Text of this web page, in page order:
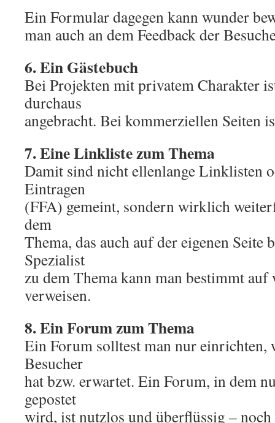
Ein Formular dagegen kann wunder
man auch an dem Feedback der
6. Ein Gästebuch
Bei Projekten mit privatem Charakter
durchaus
angebracht. Bei kommerziellen Seiten
7. Eine Linkliste zum Thema
Damit sind nicht ellenlange Linklisten
Eintragen
(FFA) gemeint, sondern wirklich
dem
Thema, das auch auf der eigenen Seite
Spezialist
zu dem Thema kann man bestimmt
verweisen.
8. Ein Forum zum Thema
Ein Forum solltest man nur einrichten,
Besucher
hat bzw. erwartet. Ein Forum, in dem
gepostet
wird, ist nutzlos und überflüssig –